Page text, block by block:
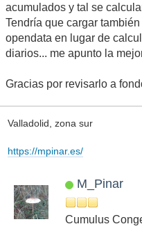
acumulados y tal se
Tendría que cargar
opendata en lugar de
diarios... me apunto la
Gracias por revisarlo a
Valladolid, zona sur
https://mpinar.es/
M_Pinar
Cumulus